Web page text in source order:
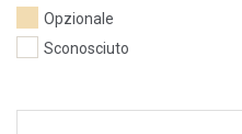
Opzionale
Sconosciuto